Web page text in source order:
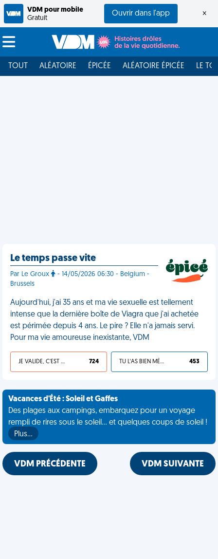
VDM pour mobile
Gratuit
Ouvrir dans l'app ×
TOUT ALÉATOIRE ÉPICÉE ALÉATOIRE ÉPICÉE LE
Le temps passe vite
Par Le Groux
- 14/05/2026 06:30 - Belgium -
Brussels
Aujourd'hui, j'ai 35 ans et ma vie sexuelle est tellement
intense que la dernière boîte de Viagra que j'ai achetée
est périmée depuis 4 ans. Le pire ? Elle n'a jamais servi.
Pour ma vie amoureuse inexistante, VDM
JE VALIDE, C'EST UNE VDM 724 TU L'AS BIEN MÉRITÉ 453
Vacances d'Été : Soleil et Gaffes
Des plages aux campings, embarquez pour un voyage
rempli de rires sous le soleil... et quelques coups de soleil !
Plus…
VDM PRÉCÉDENTE VDM SUIVANTE